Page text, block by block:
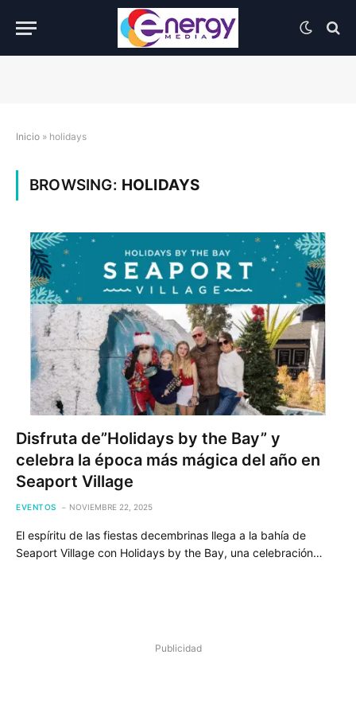
Inicio » holidays
BROWSING: HOLIDAYS
Disfruta de”Holidays by the Bay” y
celebra la época más mágica del año en
Seaport Village
EVENTOS NOVIEMBRE 22, 2025
El espíritu de las fiestas decembrinas llega a la bahía de
Seaport Village con Holidays by the Bay, una celebración…
Publicidad